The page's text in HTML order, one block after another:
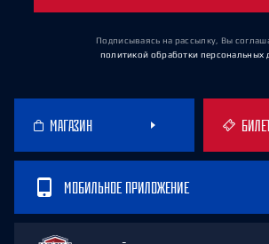
Подписываясь на рассылку, Вы
политикой обработки персональных
МАГАЗИН
МОБИЛЬНОЕ ПРИЛОЖЕНИЕ